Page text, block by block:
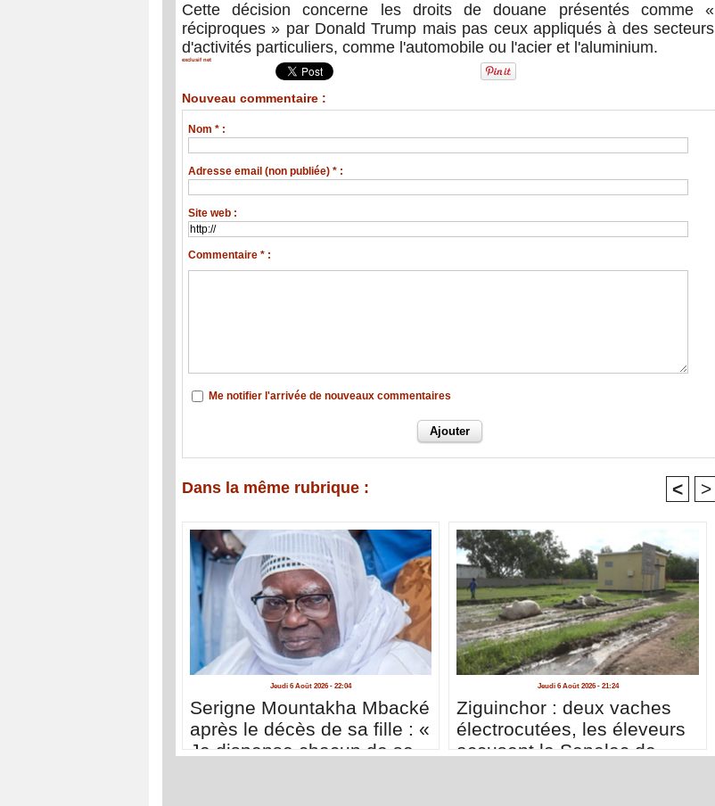
Cette décision concerne les droits de douane présentés comme «
réciproques » par Donald Trump mais pas ceux appliqués à des secteurs
d'activités particuliers, comme l'automobile ou l'acier et l'aluminium.
exclusif net
Nouveau commentaire :
Nom * :
Adresse email (non publiée) * :
Site web :
Commentaire * :
Me notifier l'arrivée de nouveaux commentaires
Dans la même rubrique : < >
Jeudi 6 Août 2026 - 22:04
Serigne Mountakha Mbacké
après le décès de sa fille : «
Je dispense chacun de se
Jeudi 6 Août 2026 - 21:24
Ziguinchor : deux vaches
électrocutées, les éleveurs
accusent la Senelec de